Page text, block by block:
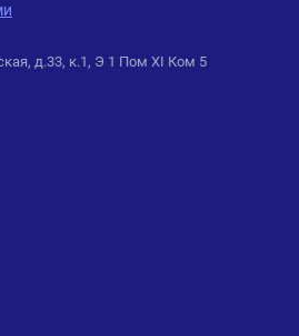
д.33, к.1, Э 1 Пом XI Ком 5